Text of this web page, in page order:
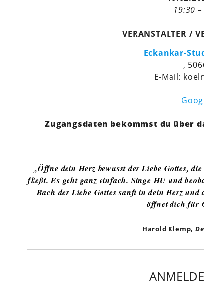
19:30
VERANSTALTER /
Eckankar-
,
E-Mail:
Zugangsdaten bekommst du über
„Öffne dein Herz bewusst der Liebe Gottes,
fließt. Es geht ganz einfach. Singe HU und
Bach der Liebe Gottes sanft in dein Herz
öffnet dich für
Harold Klemp,